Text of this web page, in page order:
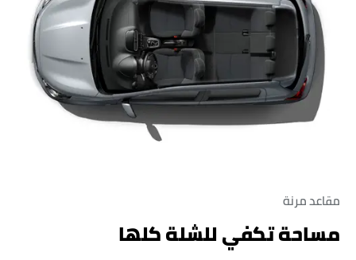
مقاعد مرنة
مساحة تكفي للشلة كلها